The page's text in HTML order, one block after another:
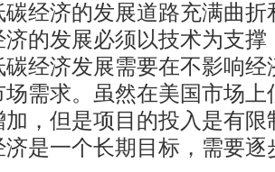
济的发展道路充满曲折
的发展必须以技术为支撑
经济发展需要在不影响经
需求。虽然在美国市场上
加，但是项目的投入是有
是一个长期目标，需要逐